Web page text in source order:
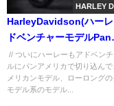
HARLEY
HarleyDavidson(ハー
ドベンチャーモデルPan
America(パンアメリカ)
// ついにハーレーもアドベン
ルにパンアメリカで切り込ん
メリカンモデル、ローロング
モデル系のモデル...